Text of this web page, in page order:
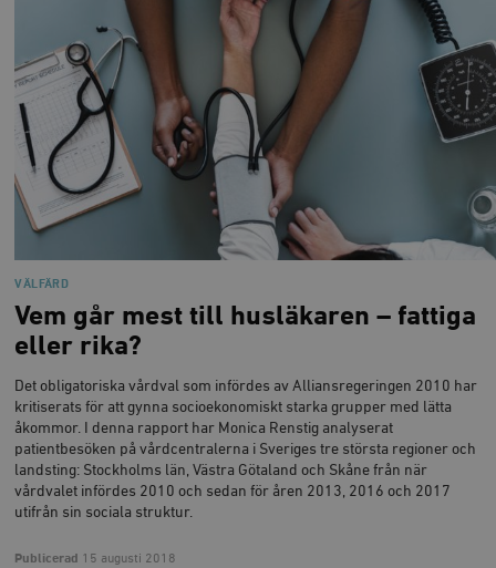
VÄLFÄRD
Vem går mest till husläkaren – fattiga
eller rika?
Det obligatoriska vårdval som infördes av Alliansregeringen 2010 har
kritiserats för att gynna socioekonomiskt starka grupper med lätta
åkommor. I denna rapport har Monica Renstig analyserat
patientbesöken på vårdcentralerna i Sveriges tre största regioner och
landsting: Stockholms län, Västra Götaland och Skåne från när
vårdvalet infördes 2010 och sedan för åren 2013, 2016 och 2017
utifrån sin sociala struktur.
Publicerad 15 augusti 2018